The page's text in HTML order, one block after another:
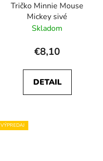
Tričko Minnie Mouse
Mickey sivé
Skladom
€8,10
DETAIL
VÝPREDAJ